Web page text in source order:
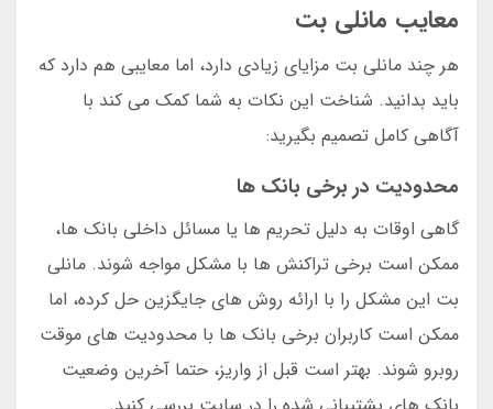
معایب مانلی بت
هر چند مانلی بت مزایای زیادی دارد، اما معایبی هم دارد که
باید بدانید. شناخت این نکات به شما کمک می کند با
آگاهی کامل تصمیم بگیرید:
محدودیت در برخی بانک ها
گاهی اوقات به دلیل تحریم ها یا مسائل داخلی بانک ها،
ممکن است برخی تراکنش ها با مشکل مواجه شوند. مانلی
بت این مشکل را با ارائه روش های جایگزین حل کرده، اما
ممکن است کاربران برخی بانک ها با محدودیت های موقت
روبرو شوند. بهتر است قبل از واریز، حتما آخرین وضعیت